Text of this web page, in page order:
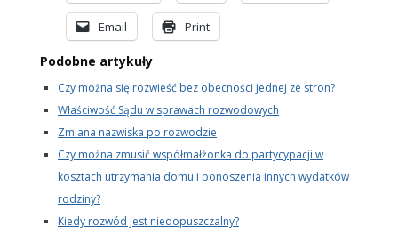
Email Print
Podobne artykuły
Czy można się rozwieść bez obecności jednej ze stron?
Właściwość Sądu w sprawach rozwodowych
Zmiana nazwiska po rozwodzie
Czy można zmusić współmałżonka do partycypacji w
kosztach utrzymania domu i ponoszenia innych wydatków
rodziny?
Kiedy rozwód jest niedopuszczalny?